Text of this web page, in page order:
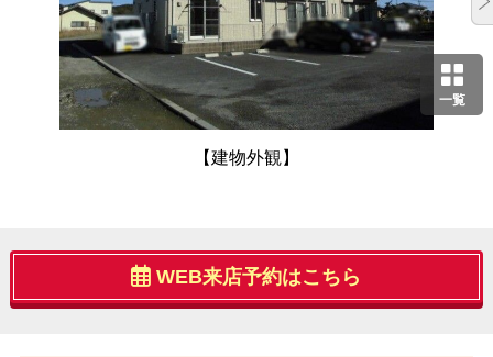
一覧
【建物外観】
WEB来店予約はこちら